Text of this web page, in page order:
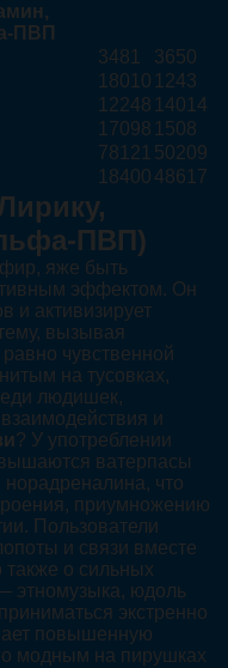
ПВП
3481
3650
18010 1243
12248 14014
17098 1508
78121 50209
18400 48617
ПВП)
яже быть
эффектом. Он
и активизирует
вызывая
чувственной
на тусовках,
людишек,
и
? У употреблении
ватерпасы
что
приумножению
Пользователи
и связи вместе
о сильных
этномузыка, юдоль
экстренно
повышенную
модным на пирушках